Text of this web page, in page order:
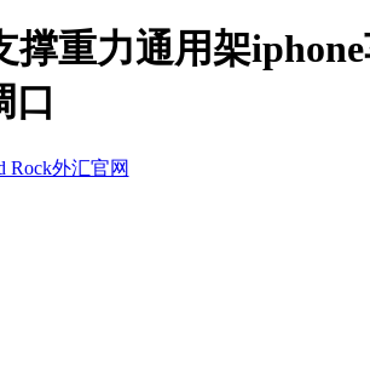
重力通用架
口
Rock外汇官网